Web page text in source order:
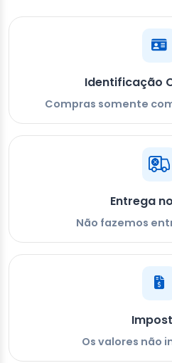
Identificação
Compras somente
Entrega
Não fazemos
Os valores não